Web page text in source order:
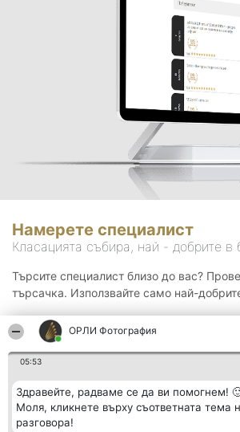
ОРЛИ Фотография
05:53
Здравейте, радваме се да ви помогнем!
Моля, кликнете върху съответната тема
разговора!
Намерете специалист
Класацията събира, най - добрите в
Търсите специалист близо до вас?
търсачка. Използвайте само най-